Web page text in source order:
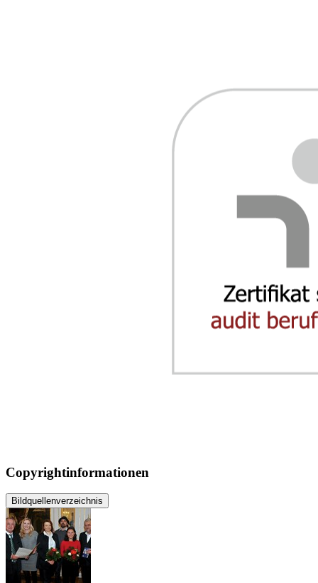
Copyrightinformationen
Bildquellenverzeichnis